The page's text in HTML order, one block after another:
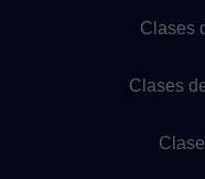
Clases
Clases